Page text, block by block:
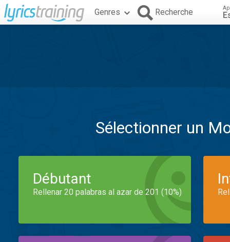
Genres Recherche
Sélectionner un
Débutant
Rellenar 20 palabras al azar de 201 (10%)